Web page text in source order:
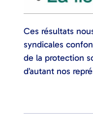
Ces résultats
syndicales
de la protection
d’autant nos